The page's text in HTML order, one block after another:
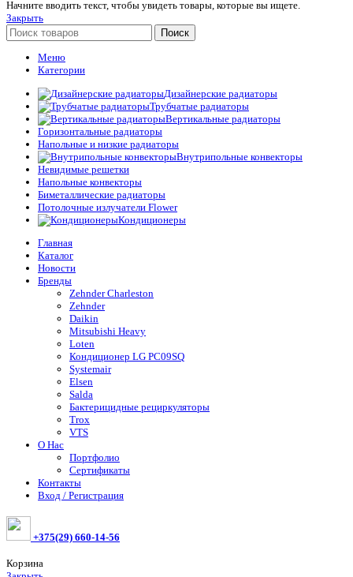
Начните вводить текст, чтобы увидеть товары, которые вы ищете.
Закрыть
Поиск
Меню
Категории
Дизайнерские радиаторы
Трубчатые радиаторы
Вертикальные радиаторы
Горизонтальные радиаторы
Напольные и низкие радиаторы
Внутрипольные конвекторы
Невидимые решетки
Напольные конвекторы
Биметаллические радиаторы
Потолочные излучатели Flower
Кондиционеры
Главная
Каталог
Новости
Бренды
Zehnder Charleston
Zehnder
Daikin
Mitsubishi Heavy
Loten
Кондиционер LG PC09SQ
Systemair
Elsen
Salda
Бактерицидные рециркуляторы
Trox
VTS
О Нас
Портфолио
Сертификаты
Контакты
Вход / Регистрация
+375(29) 660-14-56
Корзина